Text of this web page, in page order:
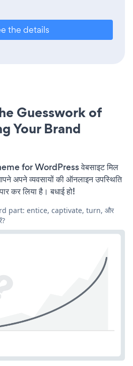
the details
Guesswork of
Your Brand
for WordPress वेबसाइट मिल
अपने व्यवसायों की ऑनलाइन उपस्थिति
कर लिया है। बधाई हो!
part: entice, captivate, turn, और